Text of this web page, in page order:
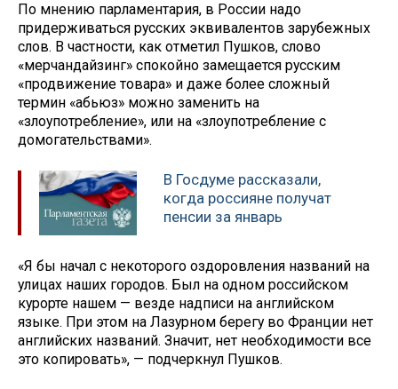
По мнению парламентария, в России надо
придерживаться русских эквивалентов зарубежных
слов. В частности, как отметил Пушков, слово
«мерчандайзинг» спокойно замещается русским
«продвижение товара» и даже более сложный
термин «абьюз» можно заменить на
«злоупотребление», или на «злоупотребление с
домогательствами».
В Госдуме рассказали,
когда россияне получат
пенсии за январь
«Я бы начал с некоторого оздоровления названий на
улицах наших городов. Был на одном российском
курорте нашем — везде надписи на английском
языке. При этом на Лазурном берегу во Франции нет
английских названий. Значит, нет необходимости все
это копировать», — подчеркнул Пушков.